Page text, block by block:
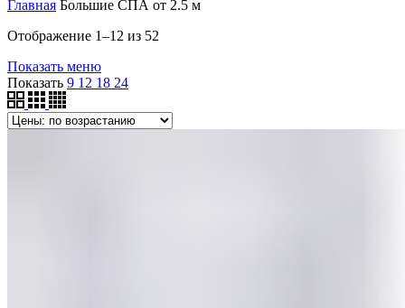
Главная Большие СПА от 2.5 м
Отображение 1–12 из 52
Показать меню
Показать 9 12 18 24